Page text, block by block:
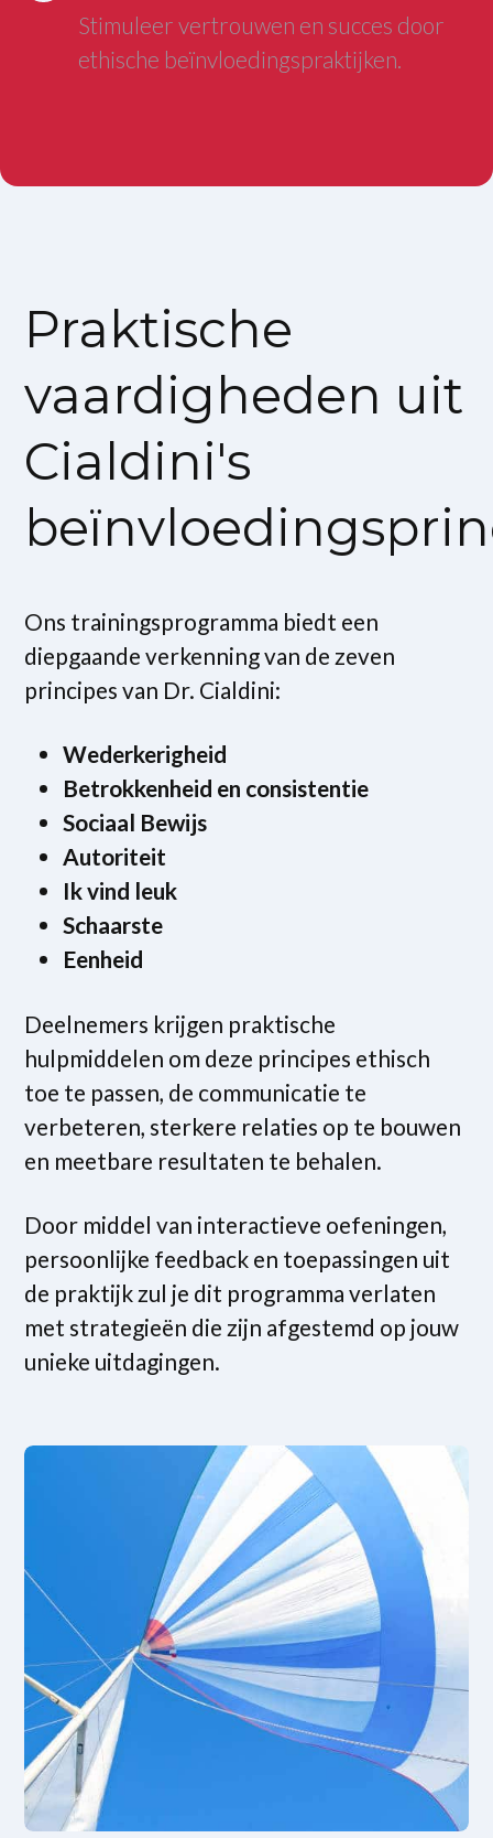
Stimuleer vertrouwen en succes door
ethische beïnvloedingspraktijken.
Praktische
vaardigheden uit
Cialdini's
Ons trainingsprogramma biedt een
diepgaande verkenning van de zeven
principes van Dr. Cialdini:
Wederkerigheid
Betrokkenheid en consistentie
Sociaal Bewijs
Autoriteit
Ik vind leuk
Schaarste
Eenheid
Deelnemers krijgen praktische
hulpmiddelen om deze principes ethisch
toe te passen, de communicatie te
verbeteren, sterkere relaties op te bouwen
en meetbare resultaten te behalen.
Door middel van interactieve oefeningen,
persoonlijke feedback en toepassingen uit
de praktijk zul je dit programma verlaten
met strategieën die zijn afgestemd op jouw
unieke uitdagingen.